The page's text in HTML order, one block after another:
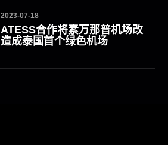
2023-07-18
ATESS合作将素万那普机场改
造成泰国首个绿色机场